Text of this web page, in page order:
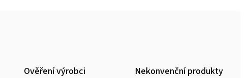
Ověření výrobci Nekonvenční produkty